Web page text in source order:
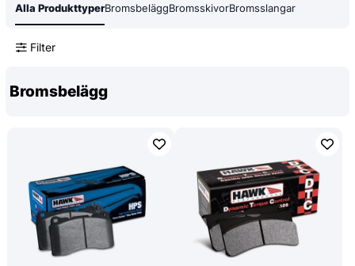
Alla ProdukttyperBromsbeläggBromsskivorBromsslangar
Filter
Bromsbelägg